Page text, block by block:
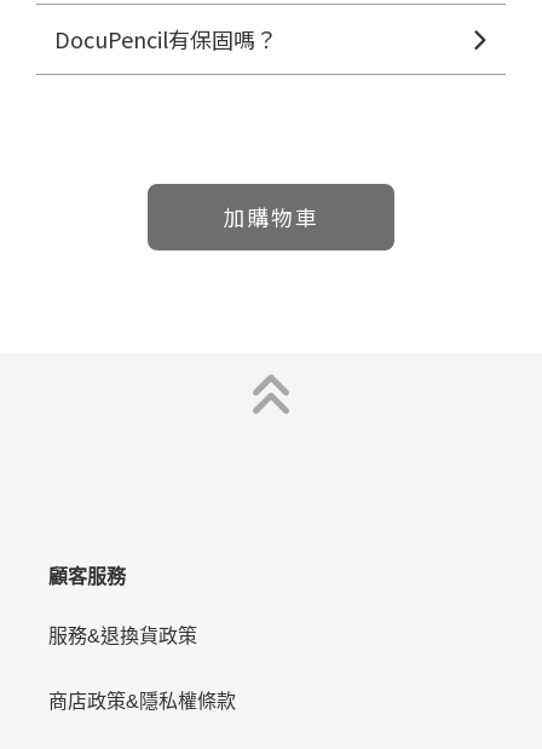
DocuPencil有保固嗎？
加購物車
顧客服務
服務&退換貨政策
商店政策&隱私權條款